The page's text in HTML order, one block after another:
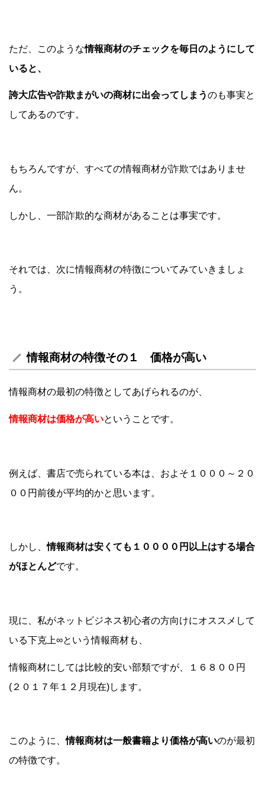
ただ、このような情報商材のチェックを毎日のようにして
いると、
誇大広告や詐欺まがいの商材に出会ってしまうのも事実と
してあるのです。
もちろんですが、すべての情報商材が詐欺ではありませ
ん。
しかし、一部詐欺的な商材があることは事実です。
それでは、次に情報商材の特徴についてみていきましょ
う。
情報商材の特徴その１ 価格が高い
情報商材の最初の特徴としてあげられるのが、
情報商材は価格が高いということです。
例えば、書店で売られている本は、およそ１０００～２０
００円前後が平均的かと思います。
しかし、情報商材は安くても１００００円以上はする場合
がほとんどです。
現に、私がネットビジネス初心者の方向けにオススメして
いる下克上∞という情報商材も、
情報商材にしては比較的安い部類ですが、１６８００円
(２０１７年１２月現在)します。
このように、情報商材は一般書籍より価格が高いのが最初
の特徴です。